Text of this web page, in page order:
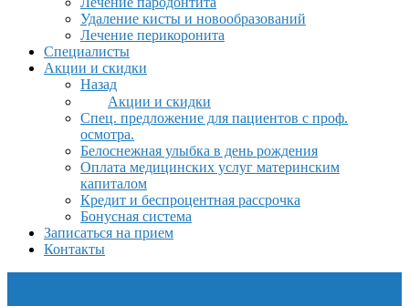
Удаление кисты и новообразований
Лечение перикоронита
Специалисты
Акции и скидки
Назад
Акции и скидки
Спец. предложение для пациентов с проф.
осмотра.
Белоснежная улыбка в день рождения
Оплата медицинских услуг материнским
капиталом
Кредит и беспроцентная рассрочка
Бонусная система
Записаться на прием
Контакты